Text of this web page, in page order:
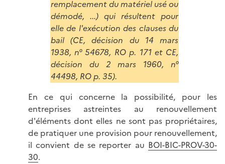
remplacement du matériel usé ou
démodé, ...) qui résultent pour
elle de l'exécution des clauses du
bail (CE, décision du 14 mars
1938, n° 54678, RO p. 171 et CE,
décision du 2 mars 1960, n°
44498, RO p. 35).
En ce qui concerne la possibilité, pour les
entreprises astreintes au renouvellement
d'éléments dont elles ne sont pas propriétaires,
de pratiquer une provision pour renouvellement,
il convient de se reporter au BOI-BIC-PROV-30-
30.